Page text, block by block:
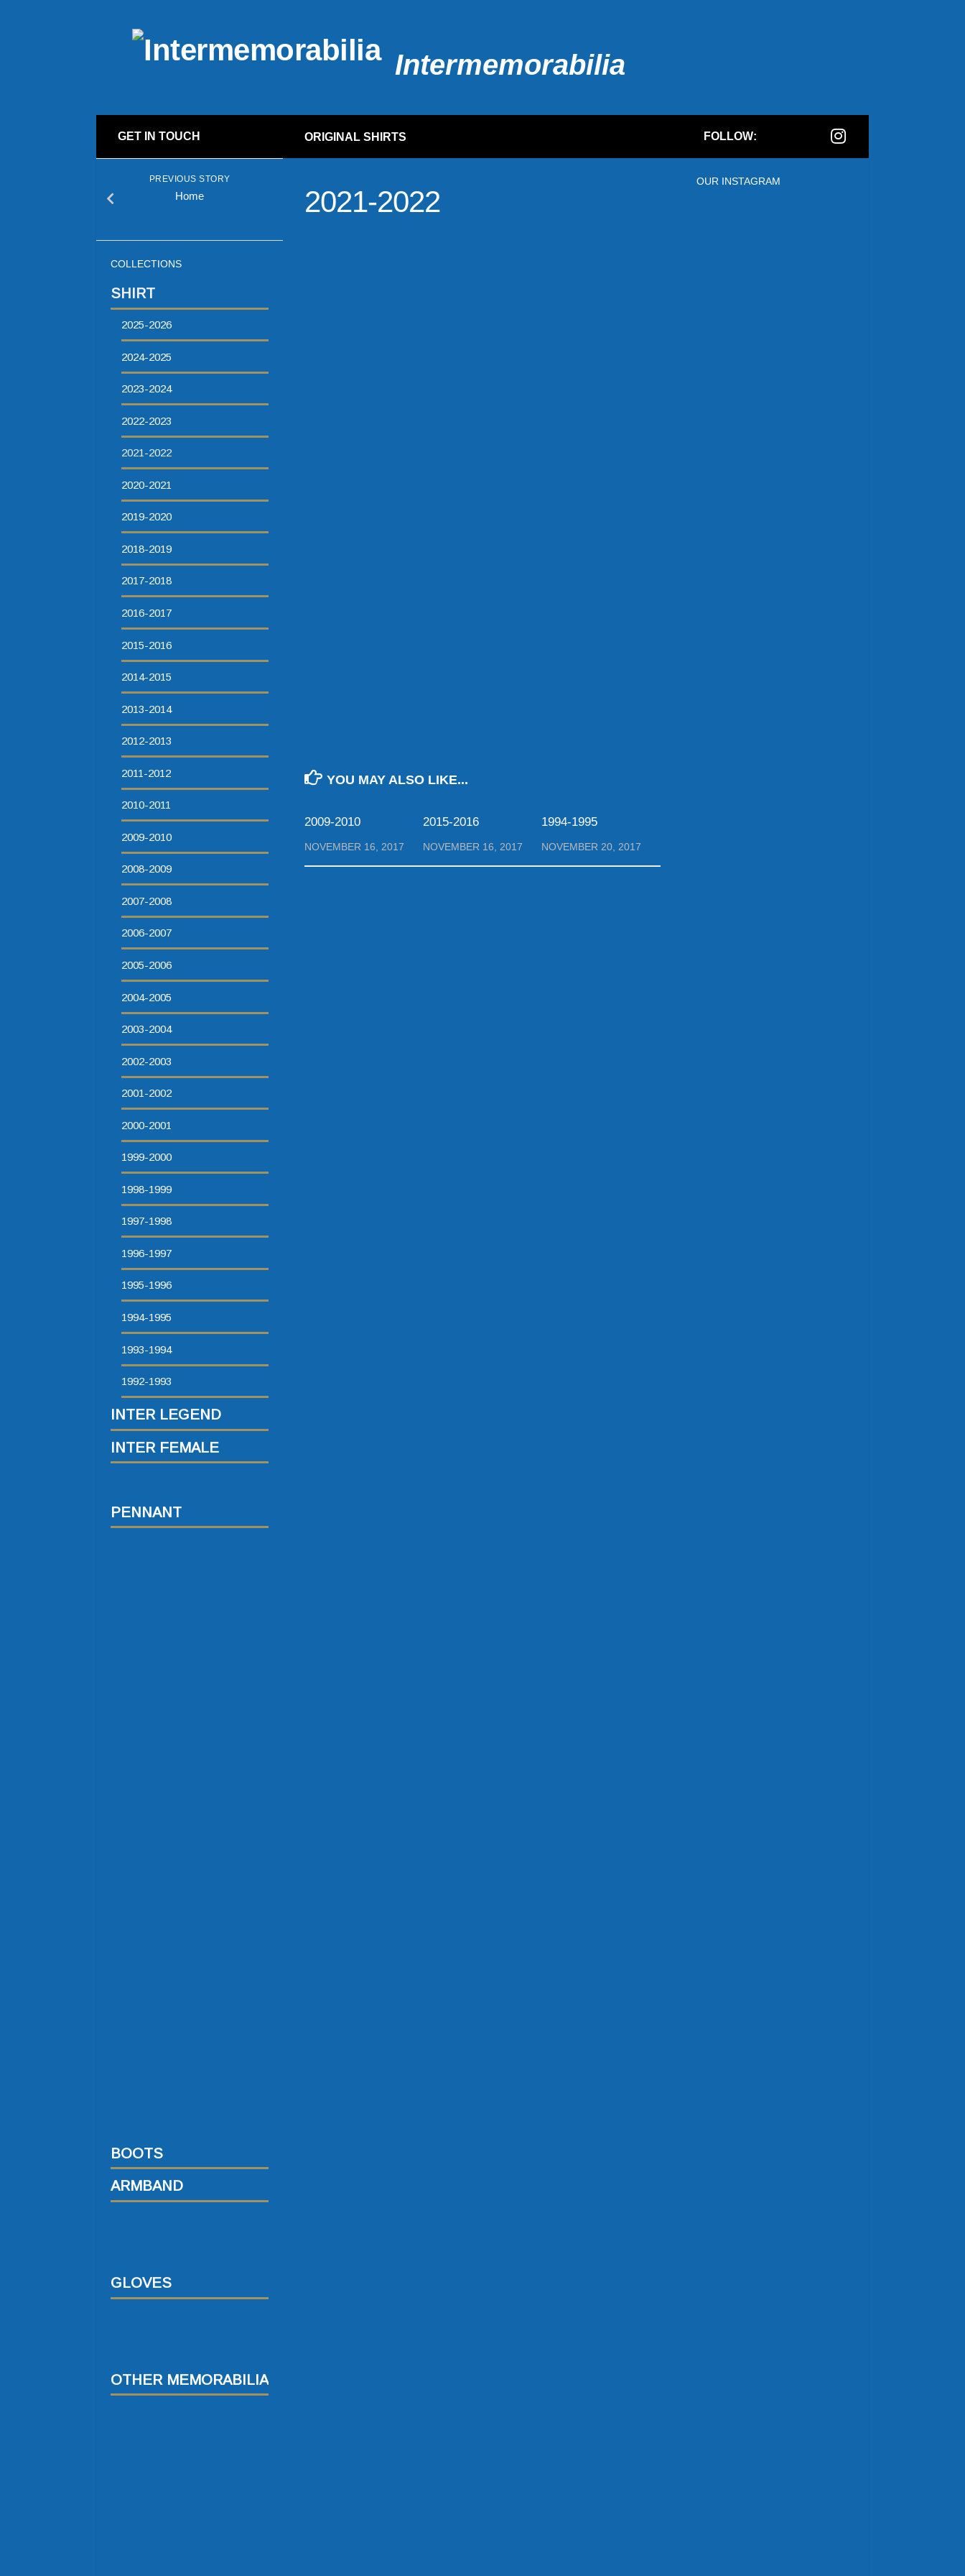
Intermemorabilia
ORIGINAL SHIRTS
2021-2022
YOU MAY ALSO LIKE...
2009-2010
NOVEMBER 16, 2017
2015-2016
NOVEMBER 16, 2017
1994-1995
NOVEMBER 20, 2017
GET IN TOUCH
PREVIOUS STORY
Home
COLLECTIONS
SHIRT
2025-2026
2024-2025
2023-2024
2022-2023
2021-2022
2020-2021
2019-2020
2018-2019
2017-2018
2016-2017
2015-2016
2014-2015
2013-2014
2012-2013
2011-2012
2010-2011
2009-2010
2008-2009
2007-2008
2006-2007
2005-2006
2004-2005
2003-2004
2002-2003
2001-2002
2000-2001
1999-2000
1998-1999
1997-1998
1996-1997
1995-1996
1994-1995
1993-1994
1992-1993
INTER LEGEND
INTER FEMALE
PENNANT
BOOTS
ARMBAND
GLOVES
OTHER MEMORABILIA
FOLLOW:
OUR INSTAGRAM